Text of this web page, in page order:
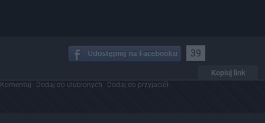
39
Kopiuj link
Komentuj Dodaj do ulubionych Dodaj do przyjaciół